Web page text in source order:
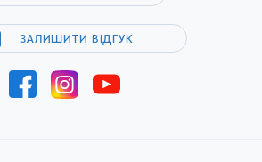
ЗАЛИШИТИ ВІДГУК